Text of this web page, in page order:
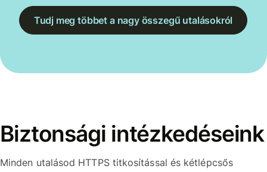
Tudj meg többet a nagy összegű utalásokról
Biztonsági intézkedéseink
Minden utalásod HTTPS titkosítással és kétlépcsős